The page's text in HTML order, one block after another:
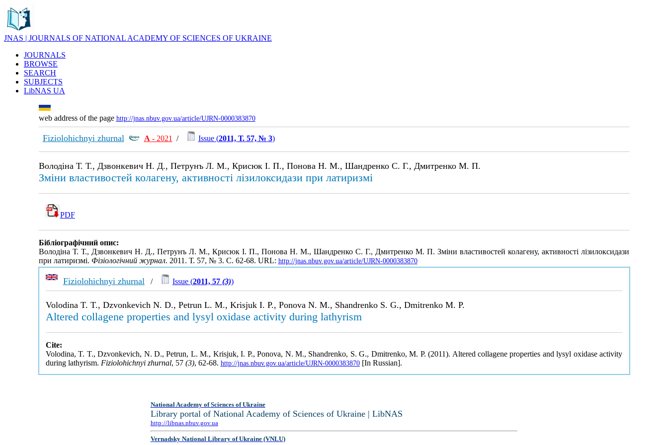
JNAS | JOURNALS OF NATIONAL ACADEMY OF SCIENCES OF UKRAINE
JOURNALS
BROWSE
SEARCH
SUBJECTS
LibNAS UA
web address of the page http://jnas.nbuv.gov.ua/article/UJRN-0000383870
Fiziolohichnyi zhurnal А - 2021 / Issue (2011, Т. 57, № 3)
Володіна Т. Т., Дзвонкевич Н. Д., Петрунъ Л. М., Крисюк І. П., Понова Н. М., Шандренко С. Г., Дмитренко М. П.
Зміни властивостей колагену, активності лізилоксидази при латиризмі
PDF
Бібліографічний опис:
Володіна Т. Т., Дзвонкевич Н. Д., Петрунъ Л. М., Крисюк І. П., Понова Н. М., Шандренко С. Г., Дмитренко М. П. Зміни властивостей колагену, активності лізилоксидази
при латиризмі. Фізіологічний журнал. 2011. Т. 57, № 3. С. 62-68. URL: http://jnas.nbuv.gov.ua/article/UJRN-0000383870
Fiziolohichnyi zhurnal / Issue (2011, 57 (3))
Volodіna T. T., Dzvonkevich N. D., Petrun L. M., Krisjuk І. P., Ponova N. M., Shandrenko S. G., Dmitrenko M. P.
Altered collagene properties and lysyl oxidase activity during lathyrism
Cite:
Volodіna, T. T., Dzvonkevich, N. D., Petrun, L. M., Krisjuk, І. P., Ponova, N. M., Shandrenko, S. G., Dmitrenko, M. P. (2011). Altered collagene properties and lysyl oxidase activity
during lathyrism. Fiziolohichnyi zhurnal, 57 (3), 62-68. http://jnas.nbuv.gov.ua/article/UJRN-0000383870[In Russian].
National Academy of Sciences of Ukraine
Library portal of National Academy of Sciences of Ukraine | LibNAS
http://libnas.nbuv.gov.ua
Vernadsky National Library of Ukraine (VNLU)